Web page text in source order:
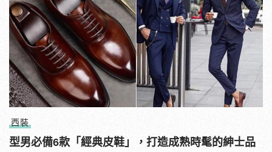
西裝
型男必備6款「經典皮鞋」，打造成熟時髦的紳士品